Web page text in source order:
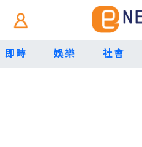
即時 娛樂 社會